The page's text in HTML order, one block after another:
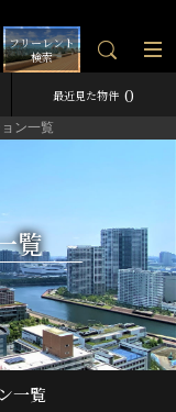
フリーレント
検索
最近見た物件 0
ン一覧
覧
一覧